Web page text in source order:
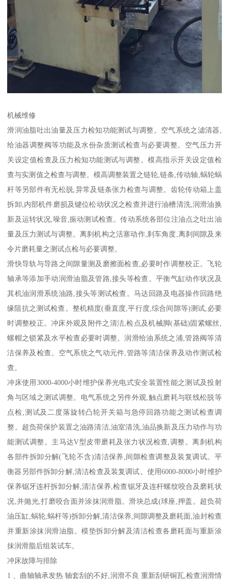
机械维修
滑润油脂吐出油量及压力检知功能测试与调整。空气系统之滤清器,
给油器调整阀等功能及水份杂质测试检查与必要调整。空气压力开
关设定值检查及压力检知功能测试与调整。模高指示开关设定值检
查与实测值之检查与调整。模高调整装置之链轮,链条,传动轴,蜗轮蜗
杆等另部件有无松脱,异常及链条张力检查与调整。齿轮传动箱上盖
拆卸,内部机件磨损及键位松动状况之检查并进行油槽清洗,润滑油换
新及运转状况,噪音,振动测试检查。传动系统各部位注油点之吐出油
量及压力测试与调整。离刹机构之活塞动作,刹车角度,离刹间隙及来
令片磨耗量之测试点检与必要调整。
滑快导轨与导路之间隙量测及磨擦面检查,必要时作调整校正。飞轮
轴承等添加手动润滑油脂及管路,接头等检查。平衡气缸动作状况及
其机油润滑系统油路,接头等测试检查。马达回路及电器操作回路绝
缘阻抗之测试检查。整机精度(垂直度,平行度,综合间隙等)测试,必要
时调整校正。冲床外观及附件之清洁,检点及机械脚(基础)固紧螺丝,
螺帽之锁紧及水平检查必要时调整。润滑给油系统之浦,管路阀等清
洁保养及检查。空气系统之气动元件,管路等清洁保养及动作测试检
查。
冲床使用3000-4000小时维护保养光电式安全装置性能之测试及投射
角与区域之测试调整。电气系统之另件外观,触点磨耗与联线松脱等
点检,测试及二度落旋转凸轮开关箱与急停回路功能之测试检查调
整。超负荷保护装置之油路清洁,油室清洗,油品换新及压力动作与功
能测试调整。主马达V型皮带磨耗及张力状况检查,调整。离刹机构
各部件拆卸分解(飞轮不含)清洁保养,间隙检查调整及装复调试。平
衡器另部件拆卸分解,清洁检查及装复调试。使用6000-8000小时维护
保养锯牙连杆拆卸分解,清洁保养,检查锯牙及连杆螺纹咬合及磨耗状
况,并抛光,打磨咬合面并涂抹润滑脂。滑块总成(球座,押盖。超负荷
油压缸,蜗轮,蜗杆等)拆卸分解,清洁保养,间隙调整及磨耗面,油封检查
并重新涂抹润滑油脂。模垫拆卸分解及清洁检查各磨耗面与重新涂
抹润滑脂后组装试车。
冲床故障与排除
1 、曲轴轴承发热 轴套刮的不好,润滑不良 重新刮研铜瓦,检查润滑情